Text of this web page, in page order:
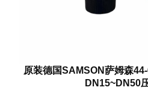
原装德国SAMSON萨姆森
DN15~DN50